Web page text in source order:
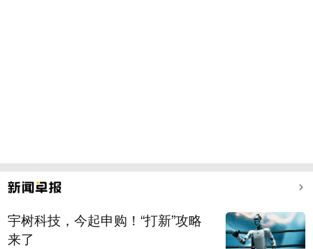
宇树科技，今起申购！“打新”攻略
来了